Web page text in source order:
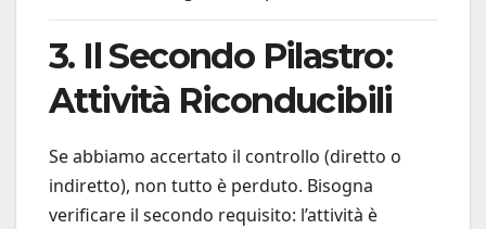
3. Il Secondo Pilastro:
Attività Riconducibili
Se abbiamo accertato il controllo (diretto o
indiretto), non tutto è perduto. Bisogna
verificare il secondo requisito: l’attività è